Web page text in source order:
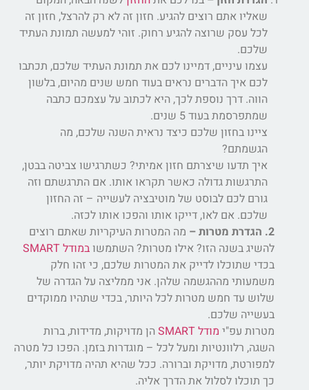
שאליו אתם רוצים להגיע. חזון זה לא רק להרצל, חזון זה
לכל עסק שרוצה להגיע רחוק. זוהי למעשה תמונת העתיד
שלכם.
עצמו עיניים, דמיינו לכם את תמונת העתיד שלכם, תכתבו
לכם איך הדברים נראים בעוד חמש שנים מהיום, בלשון
הווה. דרך נוספת לכך, היא לכתוב על עצמכם כתבה
שמתפרסמת בעוד 5 שנים.
ציינו בחזון שלכם כיצד נראית השנה שלכם, מה
הגשמתם?
איך תדעו שיצרתם חזון אמיתי? כשתרגישו צביטה בבטן,
התרגשות גדולה כאשר תקראו אותו. אם התרגשתם וזה
גורם לכם לבוסט של מוטיבציה לעשייה – זה החזון
שלכם. אם לאו, דייקו אותו והפכו אותו לכזה.
2. הגדרת מטרות –
מה המטרות העיקריות שאתם רוצים
להשיג בשנה הזו? אילו מטרות? השתמשובמודל SMART
בכדי שתוכלו לדייק את המטרות שלכם, כי זהו חלק
משמעותי מההגשמה שלהן. אני ממליצה על הגדרה של
שלוש עד חמש מטרות לכל היותר, בכדי שתהיו ממוקדים
בעשייה שלכם.
מטרות עפ"י מודל SMART
הן מדויקות, מדידות, ברות
השגה, רלוונטיות ומעל לכל – מוגדרות בזמן. הפכו כל מטרה
למפורטת, מדויקת וברורה. ככל שהיא תהיה מדויקת יותר,
כך תוכלו לסלול את הדרך אליה.